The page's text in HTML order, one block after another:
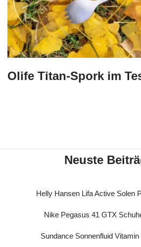
Olife Titan-Spork im
Neuste
Helly Hansen Lifa Active Solen
Nike Pegasus 41 GTX
Sundance Sonnenfluid